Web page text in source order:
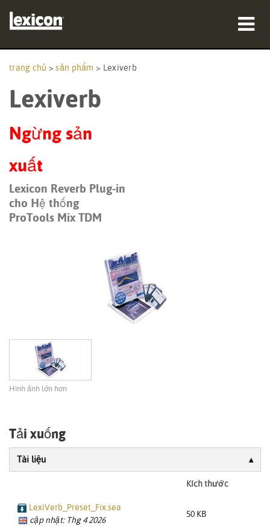
sản phẩm
Nghiên cứu trường hợp
đào tạo
hỗ trợ
trang chủ >sản phẩm > Lexiverb
Lexiverb
Ngừng sản
xuất
Lexicon Reverb Plug-in
cho Hệ thống
ProTools Mix TDM
Hình ảnh lớn hơn
Tải xuống
Tài liệu
Kích thước
LexiVerb_Preset_Fix.sea
cập nhật: Thg 4 2026
50 KB